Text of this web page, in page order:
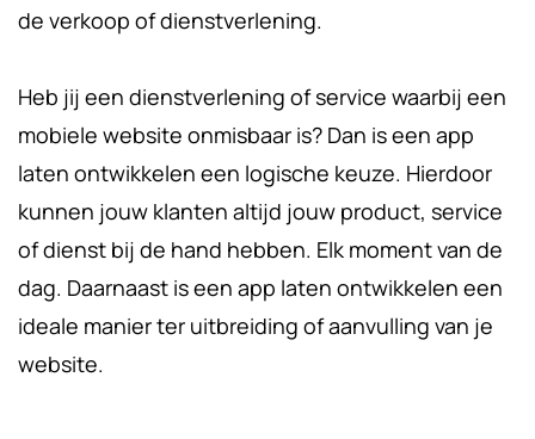
de verkoop of dienstverlening.
Heb jij een dienstverlening of service waarbij een
mobiele website onmisbaar is? Dan is een app
laten ontwikkelen een logische keuze. Hierdoor
kunnen jouw klanten altijd jouw product, service
of dienst bij de hand hebben. Elk moment van de
dag. Daarnaast is een app laten ontwikkelen een
ideale manier ter uitbreiding of aanvulling van je
website.